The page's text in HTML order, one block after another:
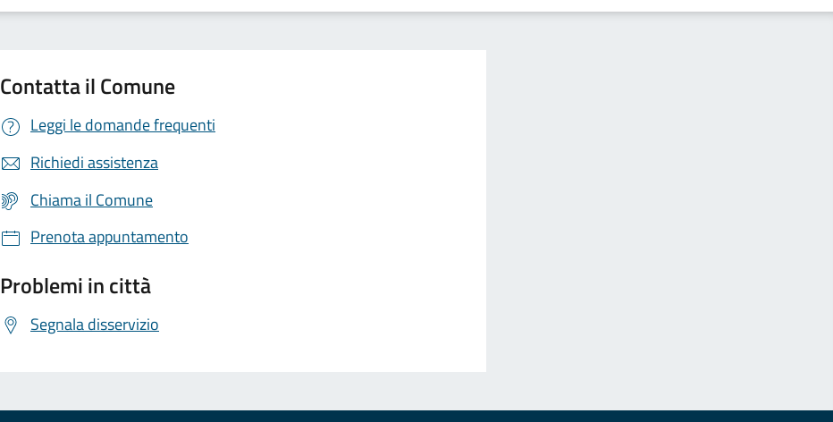
Contatta il Comune
Leggi le domande frequenti
Richiedi assistenza
Chiama il Comune
Prenota appuntamento
Problemi in città
Segnala disservizio